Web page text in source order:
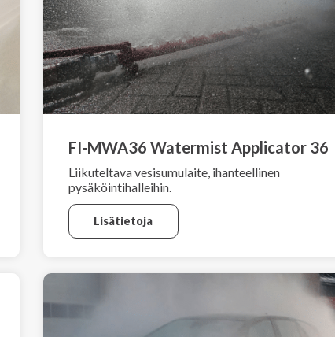
FI-MWA36 Watermist Applicator 36
Liikuteltava vesisumulaite, ihanteellinen
pysäköintihalleihin.
Lisätietoja